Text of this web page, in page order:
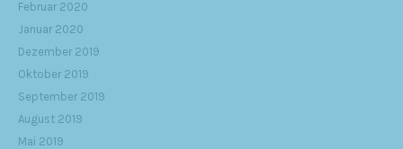
Februar 2020
Januar 2020
Dezember 2019
Oktober 2019
September 2019
August 2019
Mai 2019